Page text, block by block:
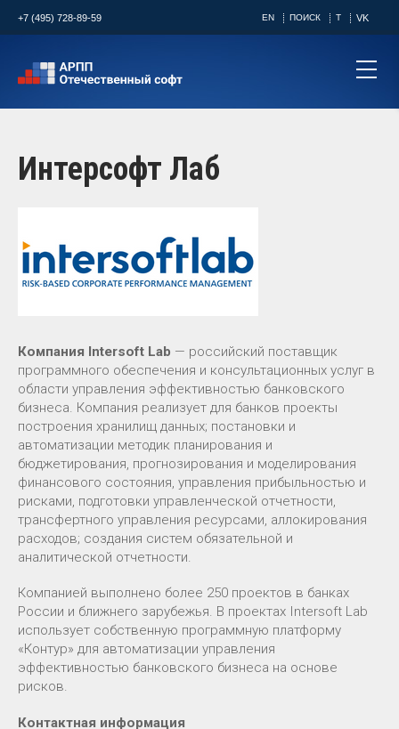
+7 (495) 728-89-59 EN ПОИСК T VK
Интерсофт Лаб
Компания Intersoft Lab — российский поставщик
программного обеспечения и консультационных услуг в
области управления эффективностью банковского
бизнеса. Компания реализует для банков проекты
построения хранилищ данных; постановки и
автоматизации методик планирования и
бюджетирования, прогнозирования и моделирования
финансового состояния, управления прибыльностью и
рисками, подготовки управленческой отчетности,
трансфертного управления ресурсами, аллокирования
расходов; создания систем обязательной и
аналитической отчетности.
Компанией выполнено более 250 проектов в банках
России и ближнего зарубежья. В проектах Intersoft Lab
использует собственную программную платформу
«Контур» для автоматизации управления
эффективностью банковского бизнеса на основе
рисков.
Контактная информация